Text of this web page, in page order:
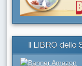
Il LIBRO